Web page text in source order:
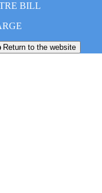
BILL
Return to the website